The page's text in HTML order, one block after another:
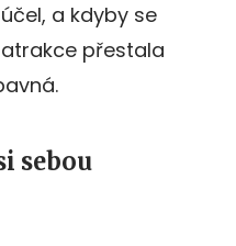
a kdyby se
přestala
sebou